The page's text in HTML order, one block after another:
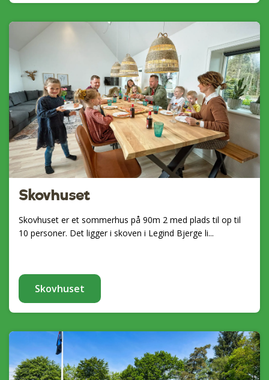
Skovhuset
Skovhuset er et sommerhus på 90m 2 med plads til op til
10 personer. Det ligger i skoven i Legind Bjerge li...
Skovhuset